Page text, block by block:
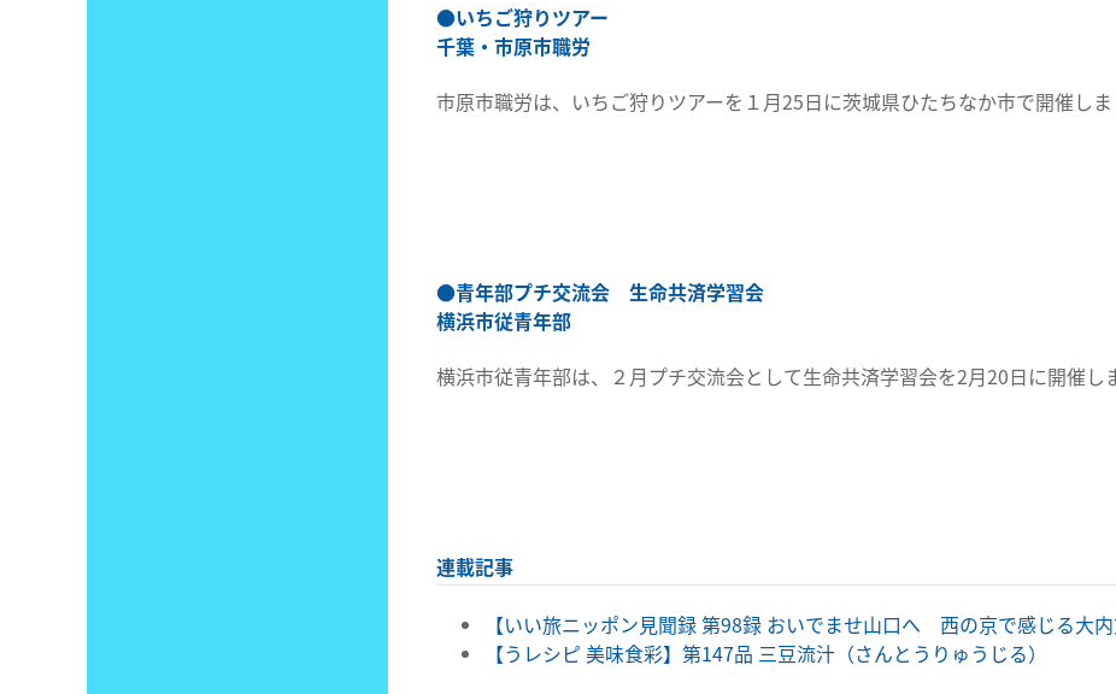
●いちご狩りツアー
千葉・市原市職労
市原市職労は、いちご狩りツアーを１月25日に茨城県ひたちなか市で開催しま
●青年部プチ交流会 生命共済学習会
横浜市従青年部
横浜市従青年部は、２月プチ交流会として生命共済学習会を2月20日に開催し
連載記事
【いい旅ニッポン見聞録 第98録 おいでませ山口へ 西の京で感じる大
【うレシピ 美味食彩】第147品 三豆流汁（さんとうりゅうじる）